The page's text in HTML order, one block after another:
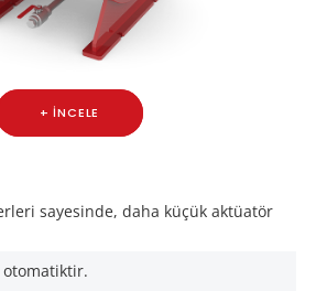
+ İNCELE
sayesinde, daha küçük aktüatör